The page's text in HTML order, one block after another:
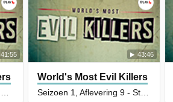
41:55 43:46
World's Most Evil Killers